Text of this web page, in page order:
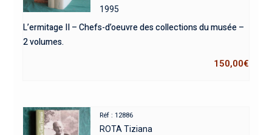
1995
L’ermitage II – Chefs-d’oeuvre des collections du musée –
2 volumes.
150,00€
Réf : 12886
ROTA Tiziana